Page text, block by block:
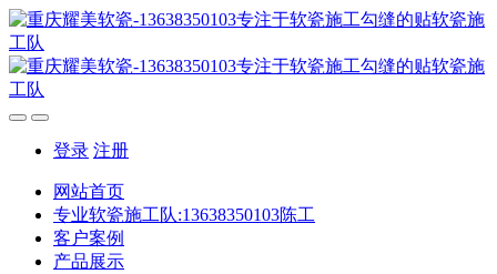
登录 注册
网站首页
专业软瓷施工队:13638350103陈工
客户案例
产品展示